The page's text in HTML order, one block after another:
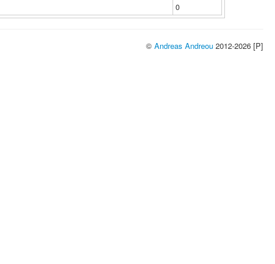
0
© Andreas Andreou 2012-2026 [P]